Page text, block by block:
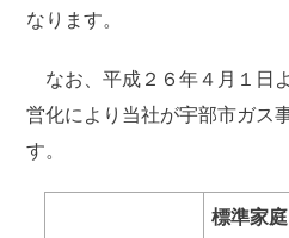
なります。
なお、平成２６年４月１日
営化により当社が宇部市ガス
す。
標準家庭